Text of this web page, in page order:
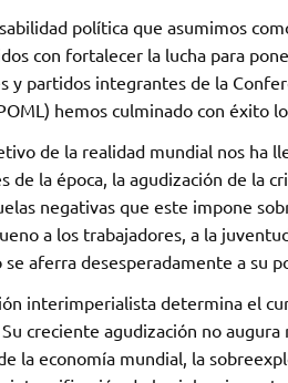
política que asumimos
con fortalecer la lucha para
y partidos integrantes de la
hemos culminado con éxito
de la realidad mundial nos ha
de la época, la agudización de la
negativas que este impone
a los trabajadores, a la
aferra desesperadamente a su
interimperialista determina el
creciente agudización no
la economía mundial, la